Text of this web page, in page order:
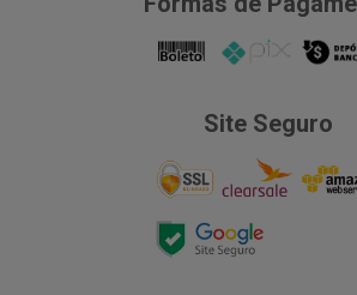
Site Seguro